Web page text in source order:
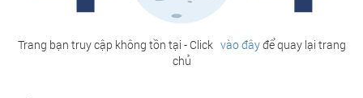
Trang bạn truy cập không tồn tại - Click vào đâyđể quay lại trang
chủ